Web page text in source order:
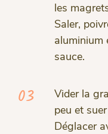
les
Saler,
aluminium
sauce.
03
Vider la
peu et
Déglacer